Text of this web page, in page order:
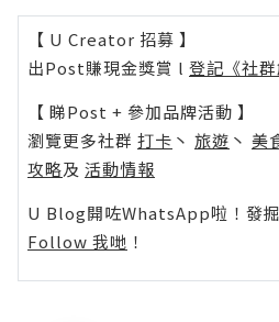
【 U Creator 招募 】
出Post賺現金獎賞 l 登記《社群
【 睇Post + 參加品牌活動 】
瀏覽更多社群 打卡 丶 旅遊 丶 美
攻略及 活動情報
U Blog開咗WhatsApp啦！發掘
Follow 我哋 ！